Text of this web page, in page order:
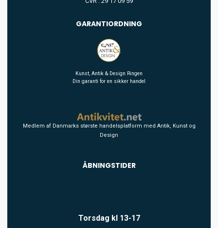
GARANTIORDNING
Kunst, Antik & Design Ringen
Din garanti for en sikker handel
Medlem af Danmarks største handelsplatform med Antik, Kunst og
Design
ÅBNINGSTIDER
Torsdag kl 13-17